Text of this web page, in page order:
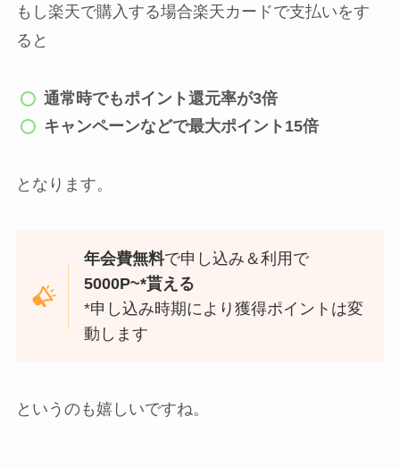
もし楽天で購入する場合楽天カードで支払いをす
ると
通常時でもポイント還元率が3倍
キャンペーンなどで最大ポイント15倍
となります。
年会費無料で申し込み＆利用で
5000P~*貰える
*申し込み時期により獲得ポイントは変
動します
というのも嬉しいですね。